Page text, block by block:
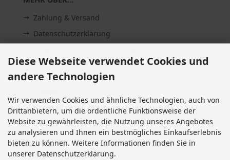
Zahlung & Versand
Datenschutzerklärung
Kundeninformationen
Impressum
Widerrufsrecht & Widerrufsformular
Lieferzeit
Vertrag widerrufen
Cookie Einstellungen
Diese Webseite verwendet Cookies und
andere Technologien
Wir verwenden Cookies und ähnliche Technologien, auch von
Drittanbietern, um die ordentliche Funktionsweise der
Website zu gewährleisten, die Nutzung unseres Angebotes
zu analysieren und Ihnen ein bestmögliches Einkaufserlebnis
bieten zu können. Weitere Informationen finden Sie in
unserer Datenschutzerklärung.